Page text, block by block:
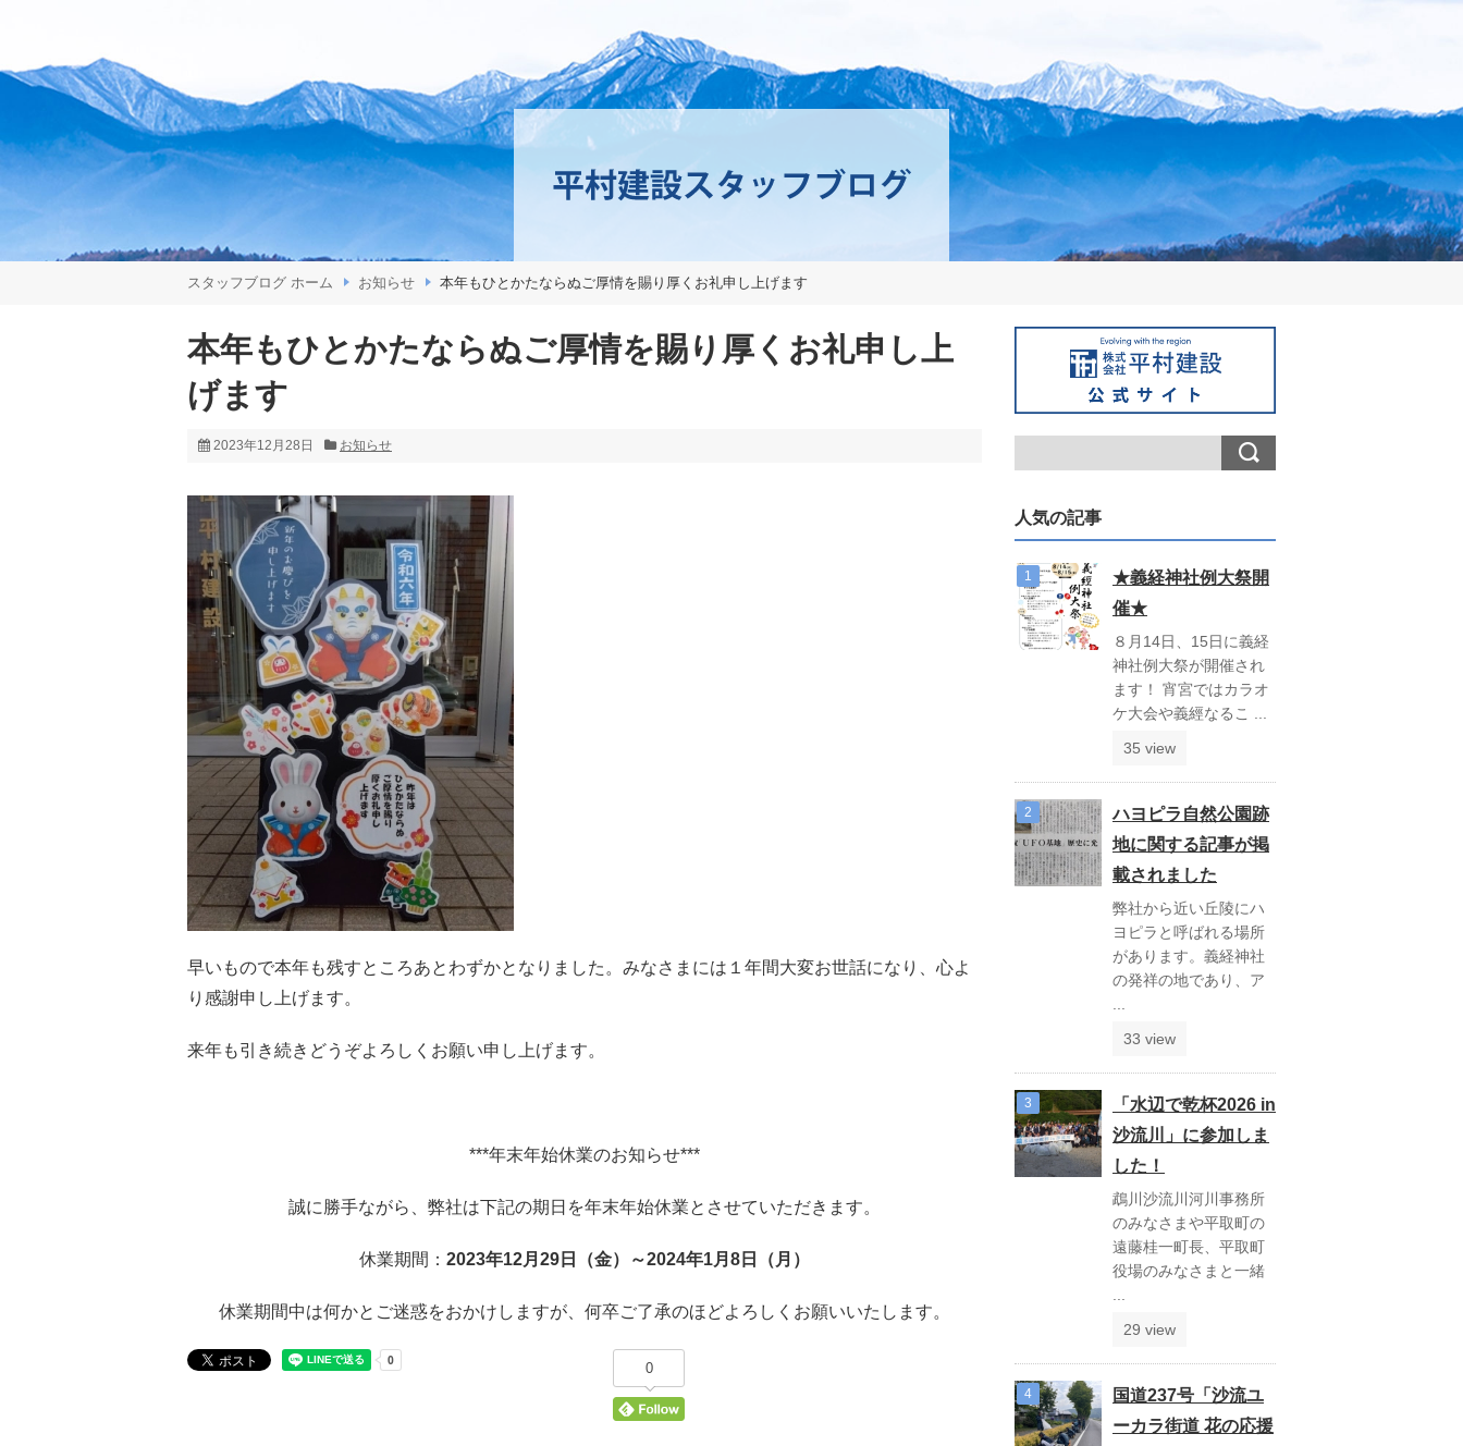
スタッフブログ ホーム お知らせ 本年もひとかたならぬご厚情を賜り厚くお礼申し上げます
本年もひとかたならぬご厚情を賜り厚くお礼申し上
げます
2023年12月28日 お知らせ
早いもので本年も残すところあとわずかとなりました。みなさまには１年間大変お世話になり、心よ
り感謝申し上げます。
来年も引き続きどうぞよろしくお願い申し上げます。
***年末年始休業のお知らせ***
誠に勝手ながら、弊社は下記の期日を年末年始休業とさせていただきます。
休業期間： 2023年12月29日（金）～2024年1月8日（月）
休業期間中は何かとご迷惑をおかけしますが、何卒ご了承のほどよろしくお願いいたします。
0
人気の記事
★義経神社例大祭開
催★
８月14日、15日に義経
神社例大祭が開催され
ます！ 宵宮ではカラオ
ケ大会や義經なるこ ...
35 view
ハヨピラ自然公園跡
地に関する記事が掲
載されました
弊社から近い丘陵にハ
ヨピラと呼ばれる場所
があります。義経神社
の発祥の地であり、ア
33 view
「水辺で乾杯2026 in
沙流川」に参加しま
した！
鵡川沙流川河川事務所
のみなさまや平取町の
遠藤桂一町長、平取町
役場のみなさまと一緒
29 view
国道237号「沙流ユ
ーカラ街道 花の応援